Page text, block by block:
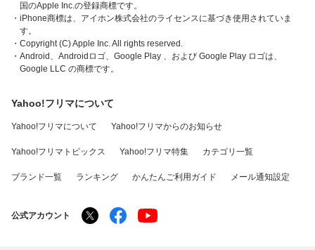
国のApple Inc.の登録商標です。
・iPhone商標は、アイホン株式会社のライセンスに基づき使用されていま
す。
・Copyright (C) Apple Inc. All rights reserved.
・Android、Androidロゴ、Google Play 、および Google Play ロゴは、
Google LLC の商標です。
Yahoo!フリマについて
Yahoo!フリマについて Yahoo!フリマからのお知らせ
Yahoo!フリマトピックス Yahoo!フリマ特集 カテゴリ一覧
ブランド一覧 ランキング かんたんご利用ガイド メール通知設定
公式アカウント